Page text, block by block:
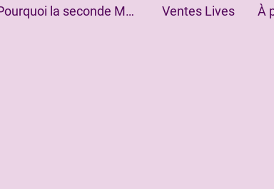
Pourquoi la seconde Main? Ventes Lives À